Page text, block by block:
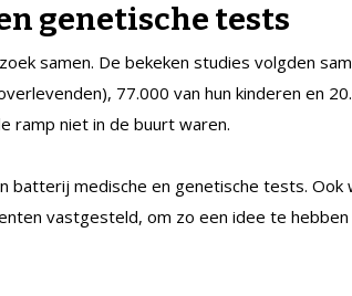
genetische tests
samen. De bekeken studies volgden
77.000 van hun kinderen en
ramp niet in de buurt waren.
batterij medische en genetische tests. Ook
vastgesteld, om zo een idee te hebben